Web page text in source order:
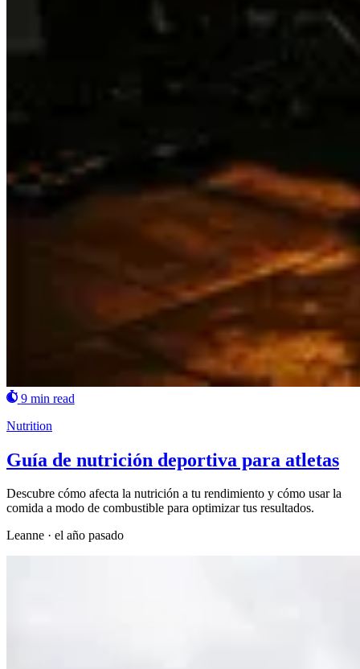
9 min read
Nutrition
Guía de nutrición deportiva para atletas
Descubre cómo afecta la nutrición a tu rendimiento y cómo usar la
comida a modo de combustible para optimizar tus resultados.
Leanne · el año pasado